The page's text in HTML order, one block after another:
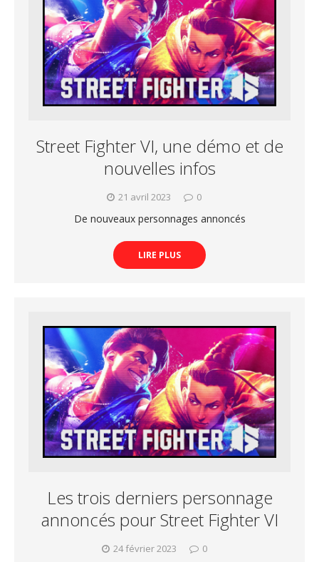
Street Fighter VI, une démo et de
nouvelles infos
21 avril 2023 0
De nouveaux personnages annoncés
LIRE PLUS
Les trois derniers personnage
annoncés pour Street Fighter VI
24 février 2023 0